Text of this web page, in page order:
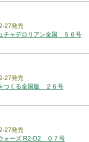
27発売
チャデロリアン全国 ５６号
27発売
つくる全国版 ２６号
27発売
ォーズ R2-D2 ０７号